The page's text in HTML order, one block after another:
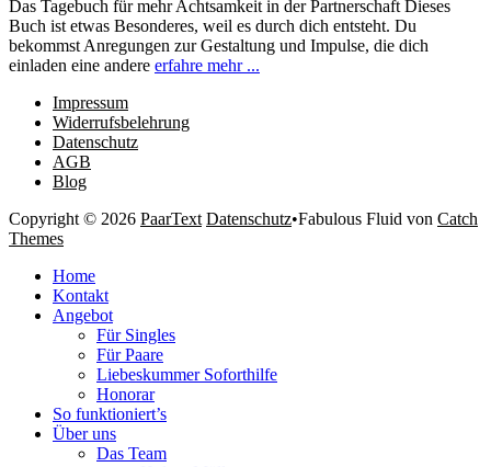
Das Tagebuch für mehr Achtsamkeit in der Partnerschaft Dieses
Buch ist etwas Besonderes, weil es durch dich entsteht. Du
bekommst Anregungen zur Gestaltung und Impulse, die dich
einladen eine andere erfahre mehr ...
Impressum
Widerrufsbelehrung
Datenschutz
AGB
Blog
Copyright © 2026 PaarText Datenschutz•Fabulous Fluid von Catch
Themes
oben
scrollen
Home
Kontakt
Angebot
Für Singles
Für Paare
Liebeskummer Soforthilfe
Honorar
So funktioniert’s
Über uns
Das Team